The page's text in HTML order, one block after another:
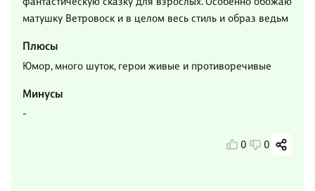
матушку Ветровоск и в целом весь стиль и образ ведьм
Плюсы
Юмор, много шуток, герои живые и противоречивые
Минусы
-
0 0